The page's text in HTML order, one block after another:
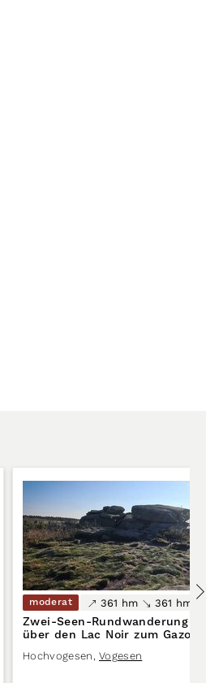
moderat 361 hm 361 hm
Zwei-Seen-Rundwanderung
über den Lac Noir zum Gazon
Hochvogesen in Frankreich
Hochvogesen , Vogesen